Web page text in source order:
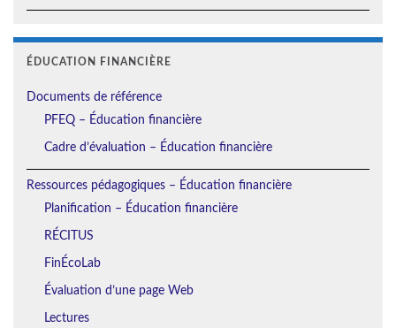
ÉDUCATION FINANCIÈRE
Documents de référence
PFEQ – Éducation financière
Cadre d’évaluation – Éducation financière
Ressources pédagogiques – Éducation financière
Planification – Éducation financière
RÉCITUS
FinÉcoLab
Évaluation d’une page Web
Lectures